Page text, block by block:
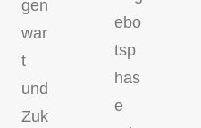
gen
war
t
und
Zuk
ebo
tsp
has
e